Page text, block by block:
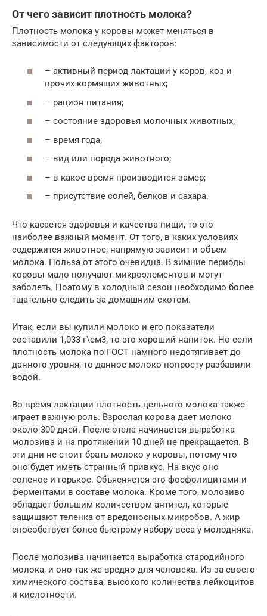
От чего зависит плотность молока?
Плотность молока у коровы может меняться в
зависимости от следующих факторов:
– активный период лактации у коров, коз и
прочих кормящих животных;
– рацион питания;
– состояние здоровья молочных животных;
– время года;
– вид или порода животного;
– в какое время производится замер;
– присутствие солей, белков и сахара.
Что касается здоровья и качества пищи, то это
наиболее важный момент. От того, в каких условиях
содержится животное, напрямую зависит и объем
молока. Польза от этого очевидна. В зимние периоды
коровы мало получают микроэлементов и могут
заболеть. Поэтому в холодный сезон необходимо более
тщательно следить за домашним скотом.
Итак, если вы купили молоко и его показатели
составили 1,033 г\см3, то это хороший напиток. Но если
плотность молока по ГОСТ намного недотягивает до
данного уровня, то данное молоко попросту разбавили
водой.
Во время лактации плотность цельного молока также
играет важную роль. Взрослая корова дает молоко
около 300 дней. После отела начинается выработка
молозива и на протяжении 10 дней не прекращается. В
эти дни не стоит брать молоко у коровы, потому что
оно будет иметь странный привкус. На вкус оно
соленое и горькое. Объясняется это фосфолицитами и
ферментами в составе молока. Кроме того, молозиво
обладает большим количеством антител, которые
защищают теленка от вредоносных микробов. А жир
способствует более быстрому набору веса у молодняка.
После молозива начинается выработка стародийного
молока, и оно так же вредно для человека. Из-за своего
химического состава, высокого количества лейкоцитов
и кислотности.